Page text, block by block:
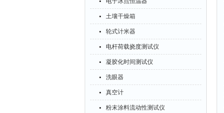
土壤干燥箱
轮式计米器
电杆荷载挠度测试仪
凝胶化时间测试仪
洗眼器
真空计
粉末涂料流动性测试仪